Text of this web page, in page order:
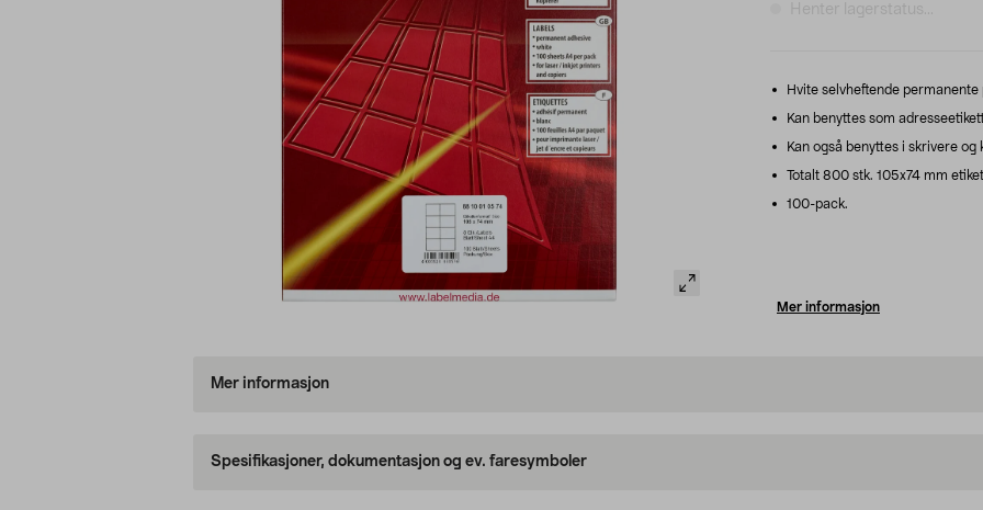
Henter lagerstatus...
Hvite selvheftende permanente
Kan benyttes som
Kan også benyttes i skrivere og
Totalt 800 stk. 105x74 mm
100-pack.
Mer informasjon
Mer informasjon
Spesifikasjoner, dokumentasjon og ev. faresymboler